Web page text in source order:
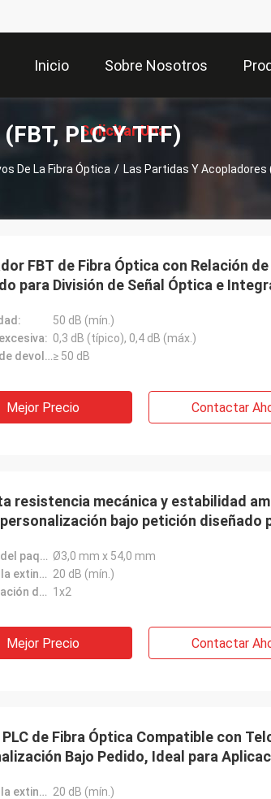
Inicio Sobre Nosotros
Solicitar Una
PLC Y TFF)
De La Fibra Óptica / Las Partidas Y Acopladores
FBT de Fibra Óptica con Relación
para División de Señal Óptica e
50 dB (mín.)
0,3 dB (típico), 0,4 dB (máx.)
Pérdida de devolución:≥ 50 dB
Mejor Precio Contactar
resistencia mecánica y estabilidad
bajo petición diseñado
Tamaño del paquete: Ø3,0 mm x 54,0 mm
Ratio de la extinción: 20 dB (mín.)
Configuración de puerto: 1x2
Mejor Precio Contactar
de Fibra Óptica Compatible con
Bajo Pedido, Ideal para
Ratio de la extinción: 20 dB (mín.)